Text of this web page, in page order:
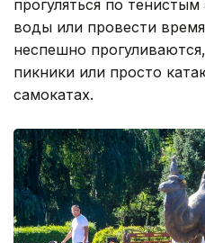
прогуляться по
воды или провести
неспешно
пикники или просто
самокатах.